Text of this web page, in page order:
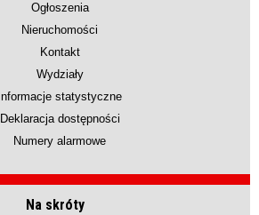
Ogłoszenia
Nieruchomości
Kontakt
Wydziały
Informacje statystyczne
Deklaracja dostępności
Numery alarmowe
Na skróty